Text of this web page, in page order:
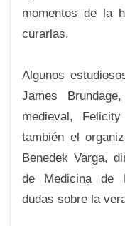
momentos de la
curarlas.
Algunos
James
medieval,
también el
Benedek Varga,
de Medicina de
dudas sobre la